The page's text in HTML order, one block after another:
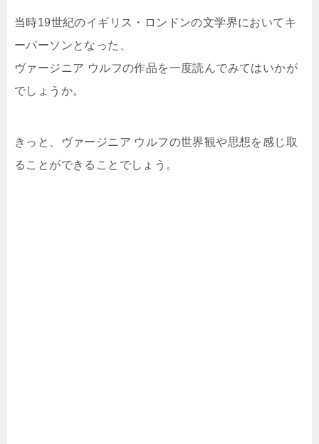
当時19世紀のイギリス・ロンドンの文学界においてキ
ーパーソンとなった、
ヴァージニア ウルフの作品を一度読んでみてはいかが
でしょうか。
きっと、ヴァージニア ウルフの世界観や思想を感じ取
ることができることでしょう。